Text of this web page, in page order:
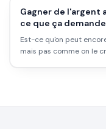
Gagner de l'argent
ce que ça demande
Est-ce qu'on peut
mais pas comme on le